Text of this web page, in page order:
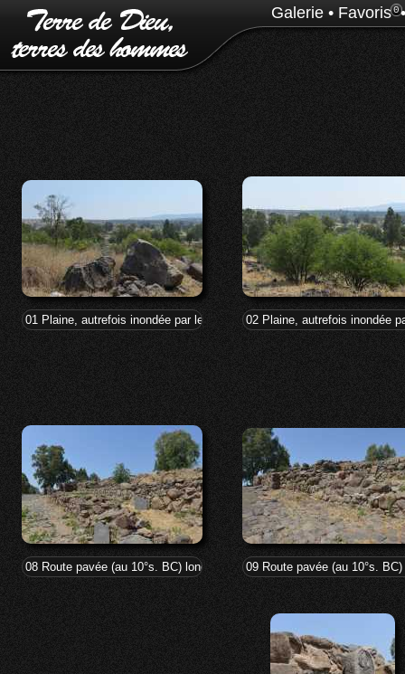
Galerie • Favoris0
01 Plaine, autrefois inondée par le lac, vue de Bethsaïde
02 Plaine, autrefois inondée
08 Route pavée (au 10°s. BC) longeant le rempart et conduisant vers la
09 Route pavée (au 10°s.